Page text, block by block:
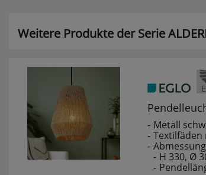
Weitere Produkte der Serie
Metall
H 330, Ø